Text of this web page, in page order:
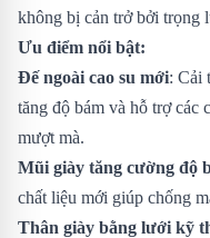
không bị cản trở bởi trọng
Ưu điểm nổi bật:
Đế ngoài cao su mới: Cải
tăng độ bám và hỗ trợ các
mượt mà.
Mũi giày tăng cường độ
chất liệu mới giúp chống
Thân giày bằng lưới kỹ